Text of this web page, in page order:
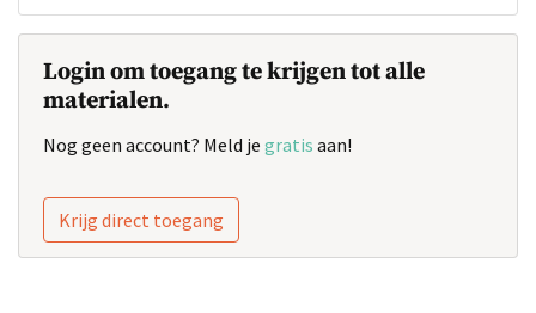
Login om toegang te krijgen tot alle
materialen.
Nog geen account? Meld je gratis aan!
Krijg direct toegang